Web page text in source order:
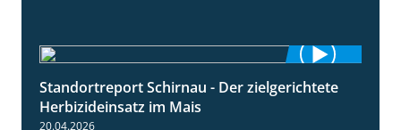
9:27
Standortreport Schirnau - Der zielgerichtete
Herbizideinsatz im Mais
20.04.2026